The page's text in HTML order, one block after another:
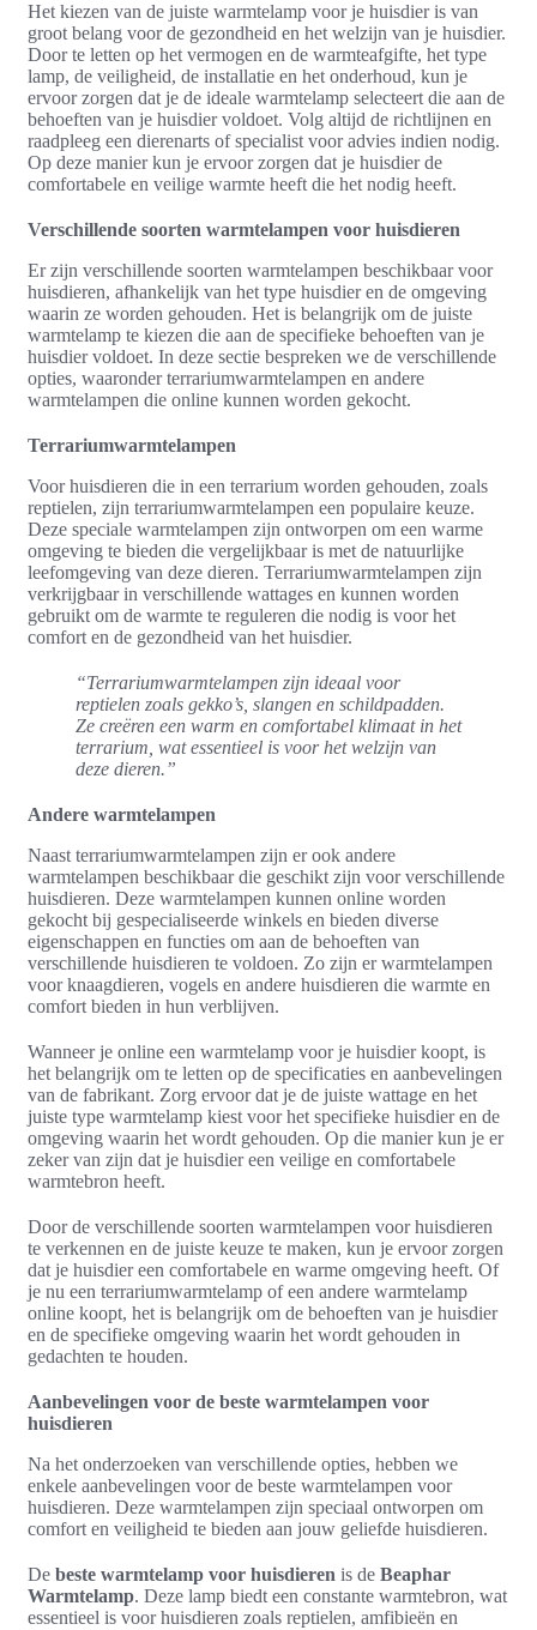
Het kiezen van de juiste warmtelamp voor je huisdier is van
groot belang voor de gezondheid en het welzijn van je huisdier.
Door te letten op het vermogen en de warmteafgifte, het type
lamp, de veiligheid, de installatie en het onderhoud, kun je
ervoor zorgen dat je de ideale warmtelamp selecteert die aan de
behoeften van je huisdier voldoet. Volg altijd de richtlijnen en
raadpleeg een dierenarts of specialist voor advies indien nodig.
Op deze manier kun je ervoor zorgen dat je huisdier de
comfortabele en veilige warmte heeft die het nodig heeft.
Verschillende soorten warmtelampen voor huisdieren
Er zijn verschillende soorten warmtelampen beschikbaar voor
huisdieren, afhankelijk van het type huisdier en de omgeving
waarin ze worden gehouden. Het is belangrijk om de juiste
warmtelamp te kiezen die aan de specifieke behoeften van je
huisdier voldoet. In deze sectie bespreken we de verschillende
opties, waaronder terrariumwarmtelampen en andere
warmtelampen die online kunnen worden gekocht.
Terrariumwarmtelampen
Voor huisdieren die in een terrarium worden gehouden, zoals
reptielen, zijn terrariumwarmtelampen een populaire keuze.
Deze speciale warmtelampen zijn ontworpen om een warme
omgeving te bieden die vergelijkbaar is met de natuurlijke
leefomgeving van deze dieren. Terrariumwarmtelampen zijn
verkrijgbaar in verschillende wattages en kunnen worden
gebruikt om de warmte te reguleren die nodig is voor het
comfort en de gezondheid van het huisdier.
“Terrariumwarmtelampen zijn ideaal voor
reptielen zoals gekko’s, slangen en schildpadden.
Ze creëren een warm en comfortabel klimaat in het
terrarium, wat essentieel is voor het welzijn van
deze dieren.”
Andere warmtelampen
Naast terrariumwarmtelampen zijn er ook andere
warmtelampen beschikbaar die geschikt zijn voor verschillende
huisdieren. Deze warmtelampen kunnen online worden
gekocht bij gespecialiseerde winkels en bieden diverse
eigenschappen en functies om aan de behoeften van
verschillende huisdieren te voldoen. Zo zijn er warmtelampen
voor knaagdieren, vogels en andere huisdieren die warmte en
comfort bieden in hun verblijven.
Wanneer je online een warmtelamp voor je huisdier koopt, is
het belangrijk om te letten op de specificaties en aanbevelingen
van de fabrikant. Zorg ervoor dat je de juiste wattage en het
juiste type warmtelamp kiest voor het specifieke huisdier en de
omgeving waarin het wordt gehouden. Op die manier kun je er
zeker van zijn dat je huisdier een veilige en comfortabele
warmtebron heeft.
Door de verschillende soorten warmtelampen voor huisdieren
te verkennen en de juiste keuze te maken, kun je ervoor zorgen
dat je huisdier een comfortabele en warme omgeving heeft. Of
je nu een terrariumwarmtelamp of een andere warmtelamp
online koopt, het is belangrijk om de behoeften van je huisdier
en de specifieke omgeving waarin het wordt gehouden in
gedachten te houden.
Aanbevelingen voor de beste warmtelampen voor
huisdieren
Na het onderzoeken van verschillende opties, hebben we
enkele aanbevelingen voor de beste warmtelampen voor
huisdieren. Deze warmtelampen zijn speciaal ontworpen om
comfort en veiligheid te bieden aan jouw geliefde huisdieren.
De beste warmtelamp voor huisdieren is de Beaphar
Warmtelamp. Deze lamp biedt een constante warmtebron, wat
essentieel is voor huisdieren zoals reptielen, amfibieën en